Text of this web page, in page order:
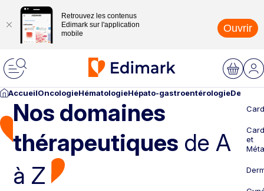
Retrouvez les contenus
Edimark sur l'application
mobile
Ouvrir
AccueilOncologieHématologieHépato-gastroentérologie
Nos domaines
thérapeutiques de A
à Z
et